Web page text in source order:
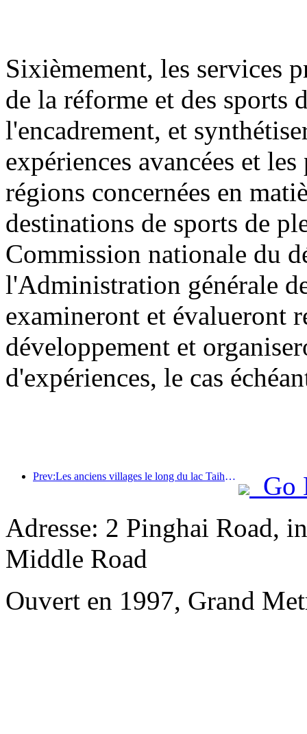
Sixièmement, les services
de la réforme et des
l'encadrement, et
expériences avancées et
régions concernées en
destinations de sports de
Commission nationale du
l'Administration générale
examineront et évalueront
développement et
d'expériences, le cas
Prev:Les anciens villages le long du lac Taihu à Huzhou, dans la province du Zhejiang, ont commencé à être rénovés et modernisés, avec un investissement de près d'un milliard de yuans.
Go
Adresse: 2 Pinghai Road,
Middle Road
Ouvert en 1997, Grand